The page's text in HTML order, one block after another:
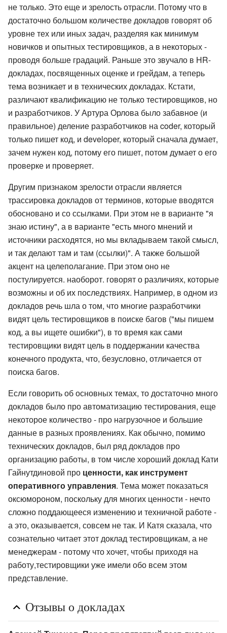
не только. Это еще и зрелость отрасли. Потому что в
достаточно большом количестве докладов говорят об
уровне тех или иных задач, разделяя как минимум
новичков и опытных тестировщиков, а в некоторых -
проводя больше градаций. Раньше это звучало в HR-
докладах, посвященных оценке и грейдам, а теперь
тема возникает и в технических докладах. Кстати,
различают квалификацию не только тестировщиков, но
и разработчиков. У Артура Орлова было забавное (и
правильное) деление разработчиков на coder, который
только пишет код, и developer, который сначала думает,
зачем нужен код, потому его пишет, потом думает о его
проверке и проверяет.
Другим признаком зрелости отрасли является
трассировка докладов от терминов, которые вводятся
обосновано и со ссылками. При этом не в варианте "я
знаю истину", а в варианте "есть много мнений и
источники расходятся, но мы вкладываем такой смысл,
и так делают там и там (ссылки)". А также большой
акцент на целеполагание. При этом оно не
постулируется. наоборот. говорят о различиях, которые
возможны и об их последствиях. Например, в одном из
докладов речь шла о том, что многие разработчики
видят цель тестировщиков в поиске багов ("мы пишем
код, а вы ищете ошибки"), в то время как сами
тестировщики видят цель в поддержании качества
конечного продукта, что, безусловно, отличается от
поиска багов.
Если говорить об основных темах, то достаточно много
докладов было про автоматизацию тестирования, еще
некоторое количество - про нагрузочное и большие
данные в разных проявлениях. Как обычно, помимо
технических докладов, был ряд докладов про
организацию работы, в том числе хороший доклад Кати
Гайнутдиновой про ценности, как инструмент
оперативного управления. Тема может показаться
оксюмороном, поскольку для многих ценности - нечто
сложно поддающееся изменению и техничной работе -
а это, оказывается, совсем не так. И Катя сказала, что
сознательно читает этот доклад тестировщикам, а не
менеджерам - потому что хочет, чтобы приходя на
работу,тестировщики уже имели обо всем этом
представление.
Отзывы о докладах